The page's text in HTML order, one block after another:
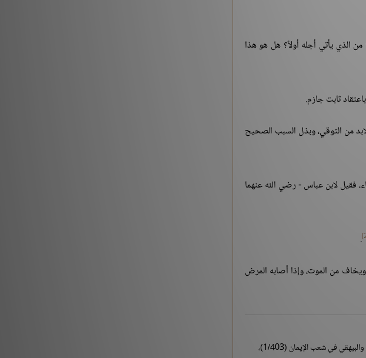
الذي يأتي أجله أولاً؟ هل هو هذا
ثابت جازم.
من التوقي، وبذل السبب الصحيح
فقيل لابن عباس - رضي الله عنهما
.
من الموت، وإذا أصابه المرض
أخرجه الحاكم في المستدرك على الصحيحين (2/440)، رقم: (3526)، وابن أبي شيبة (6/336)، رقم: (31852)، والبيهقي في شعب الإيمان (1/403)،